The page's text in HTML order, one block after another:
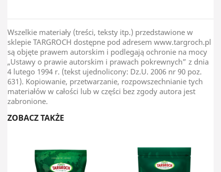
Wszelkie materiały (treści, teksty itp.) przedstawione w
sklepie TARGROCH dostępne pod adresem www.targroch.pl
są objęte prawem autorskim i podlegają ochronie na mocy
„Ustawy o prawie autorskim i prawach pokrewnych” z dnia
4 lutego 1994 r. (tekst ujednolicony: Dz.U. 2006 nr 90 poz.
631). Kopiowanie, przetwarzanie, rozpowszechnianie tych
materiałów w całości lub w części bez zgody autora jest
zabronione.
ZOBACZ TAKŻE